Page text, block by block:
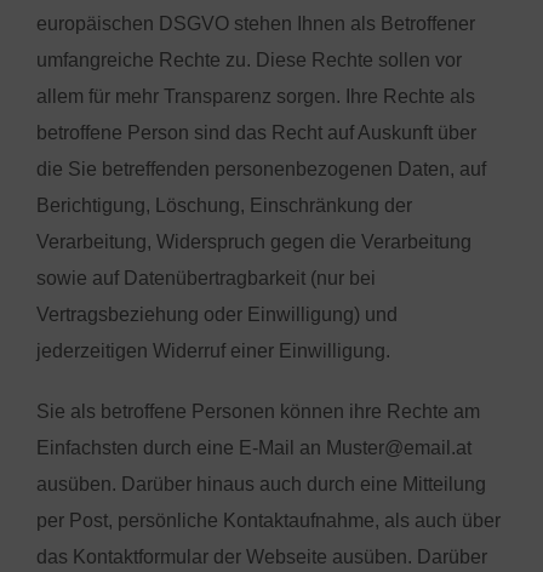
europäischen DSGVO stehen Ihnen als Betroffener
umfangreiche Rechte zu. Diese Rechte sollen vor
allem für mehr Transparenz sorgen. Ihre Rechte als
betroffene Person sind das Recht auf Auskunft über
die Sie betreffenden personenbezogenen Daten, auf
Berichtigung, Löschung, Einschränkung der
Verarbeitung, Widerspruch gegen die Verarbeitung
sowie auf Datenübertragbarkeit (nur bei
Vertragsbeziehung oder Einwilligung) und
jederzeitigen Widerruf einer Einwilligung.
Sie als betroffene Personen können ihre Rechte am
Einfachsten durch eine E-Mail an Muster@email.at
ausüben. Darüber hinaus auch durch eine Mitteilung
per Post, persönliche Kontaktaufnahme, als auch über
das Kontaktformular der Webseite ausüben. Darüber